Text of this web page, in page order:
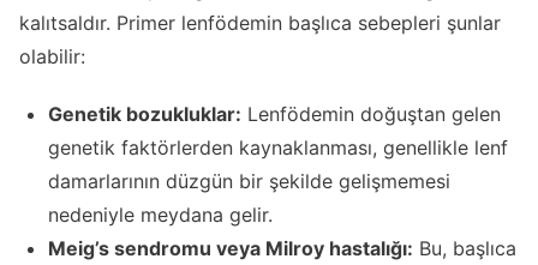
kalıtsaldır. Primer lenfödemin başlıca sebepleri şunlar
olabilir:
Genetik bozukluklar: Lenfödemin doğuştan gelen
genetik faktörlerden kaynaklanması, genellikle lenf
damarlarının düzgün bir şekilde gelişmemesi
nedeniyle meydana gelir.
Meig’s sendromu veya Milroy hastalığı: Bu, başlıca